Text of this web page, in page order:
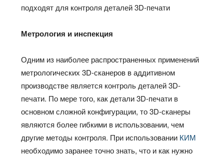
подходят для контроля деталей 3D-печати
Метрология и инспекция
Одним из наиболее распространенных применений
метрологических 3D-сканеров в аддитивном
производстве является контроль деталей 3D-
печати. По мере того, как детали 3D-печати в
основном сложной конфигурации, то 3D-сканеры
являются более гибкими в использовании, чем
другие методы контроля. При использовании КИМ
необходимо заранее точно знать, что и как нужно